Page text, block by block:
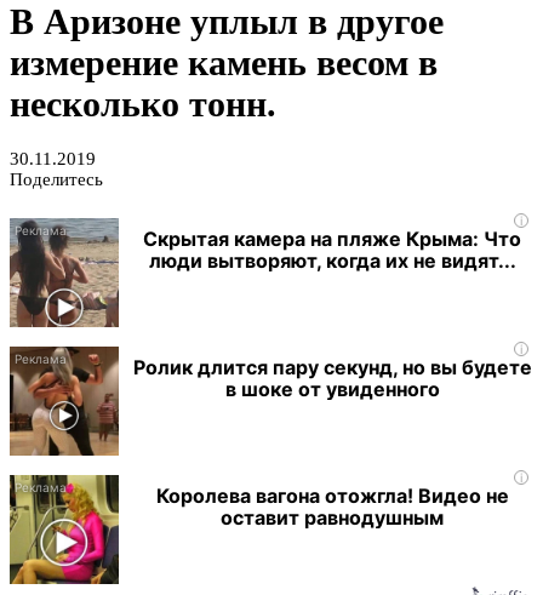
В Аризоне уплыл в другое
измерение камень весом в
несколько тонн.
30.11.2019
Поделитесь
i
Скрытая камера на пляже Крыма: Что
люди вытворяют, когда их не видят...
i
Ролик длится пару секунд, но вы будете
в шоке от увиденного
i
Королева вагона отожгла! Видео не
оставит равнодушным